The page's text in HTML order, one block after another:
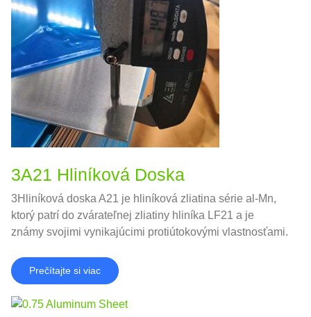
3A21 Hliníková Doska
3Hliníková doska A21 je hliníková zliatina série al-Mn,
ktorý patrí do zvárateľnej zliatiny hliníka LF21 a je
známy svojimi vynikajúcimi protiútokovými vlastnosťami.
Prečítajte si viac